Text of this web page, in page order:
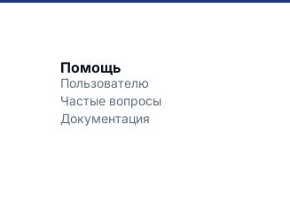
Помощь
Пользователю
Частые вопросы
Документация